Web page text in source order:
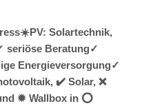
Solartechnik,
seriöse Beratung✓
Energieversorgung✓
✔️ Solar, ❌
✹ Wallbox in ⭕